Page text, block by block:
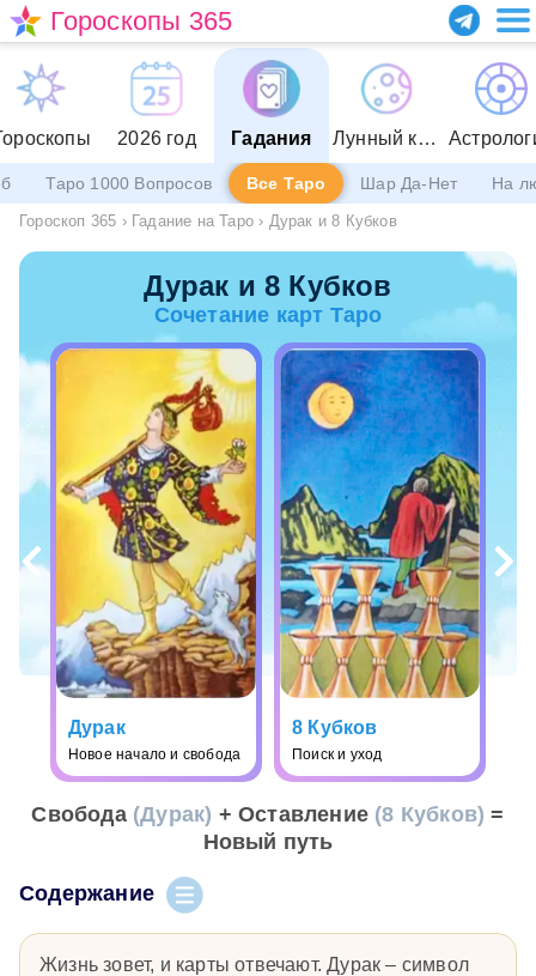
Гороскопы 365
2026 год Гадания Лунный календарь
Таро 1000 Вопросов Все Таро Шар Да-Нет На
Гороскоп 365 › Гадание на Таро › Дурак и 8 Кубков
Дурак и 8 Кубков
Сочетание карт Таро
Дурак
Новое начало и свобода
8 Кубков
Поиск и уход
Свобода (Дурак) + Оставление (8 Кубков) =
Новый путь
Содержание
Жизнь зовет, и карты отвечают. Дурак – символ